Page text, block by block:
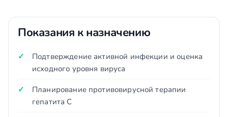
Показания к назначению
Подтверждение активной инфекции и оценка
исходного уровня вируса
Планирование противовирусной терапии
гепатита С